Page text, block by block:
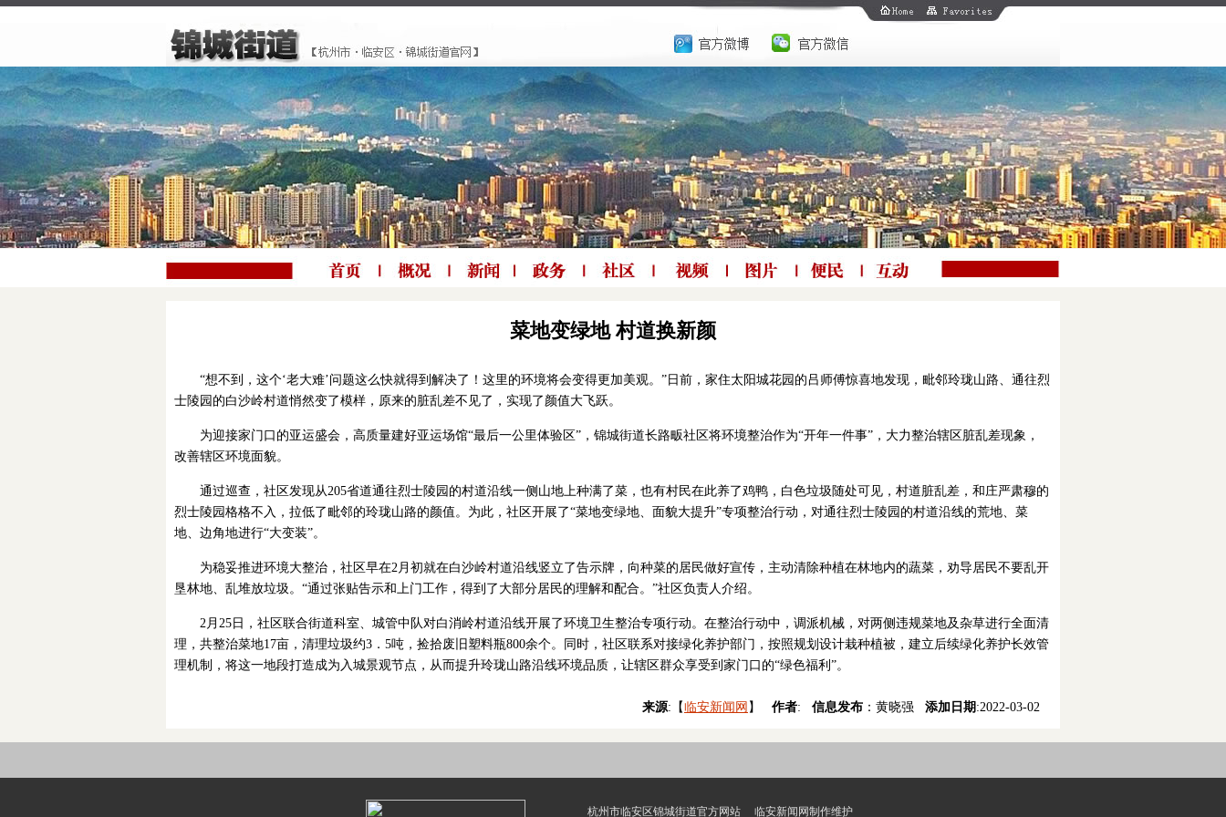
菜地变绿地 村道换新颜
“想不到，这个‘老大难’问题这么快就得到解决了！这里的环境将会变得更加美观。”日前，家住太阳城花园的吕师傅惊喜地发现，毗邻玲珑山路、通往烈
士陵园的白沙岭村道悄然变了模样，原来的脏乱差不见了，实现了颜值大飞跃。
为迎接家门口的亚运盛会，高质量建好亚运场馆“最后一公里体验区”，锦城街道长路畈社区将环境整治作为“开年一件事”，大力整治辖区脏乱差现象，
改善辖区环境面貌。
通过巡查，社区发现从205省道通往烈士陵园的村道沿线一侧山地上种满了菜，也有村民在此养了鸡鸭，白色垃圾随处可见，村道脏乱差，和庄严肃穆的
烈士陵园格格不入，拉低了毗邻的玲珑山路的颜值。为此，社区开展了“菜地变绿地、面貌大提升”专项整治行动，对通往烈士陵园的村道沿线的荒地、菜
地、边角地进行“大变装”。
为稳妥推进环境大整治，社区早在2月初就在白沙岭村道沿线竖立了告示牌，向种菜的居民做好宣传，主动清除种植在林地内的蔬菜，劝导居民不要乱开
垦林地、乱堆放垃圾。“通过张贴告示和上门工作，得到了大部分居民的理解和配合。”社区负责人介绍。
2月25日，社区联合街道科室、城管中队对白消岭村道沿线开展了环境卫生整治专项行动。在整治行动中，调派机械，对两侧违规菜地及杂草进行全面清
理，共整治菜地17亩，清理垃圾约3．5吨，捡拾废旧塑料瓶800余个。同时，社区联系对接绿化养护部门，按照规划设计栽种植被，建立后续绿化养护长效管
理机制，将这一地段打造成为入城景观节点，从而提升玲珑山路沿线环境品质，让辖区群众享受到家门口的“绿色福利”。
来源:【临安新闻网 】 作者: 信息发布 ：黄晓强 添加日期 :2022-03-02
杭州市临安区锦城街道官方网站 临安新闻网制作维护